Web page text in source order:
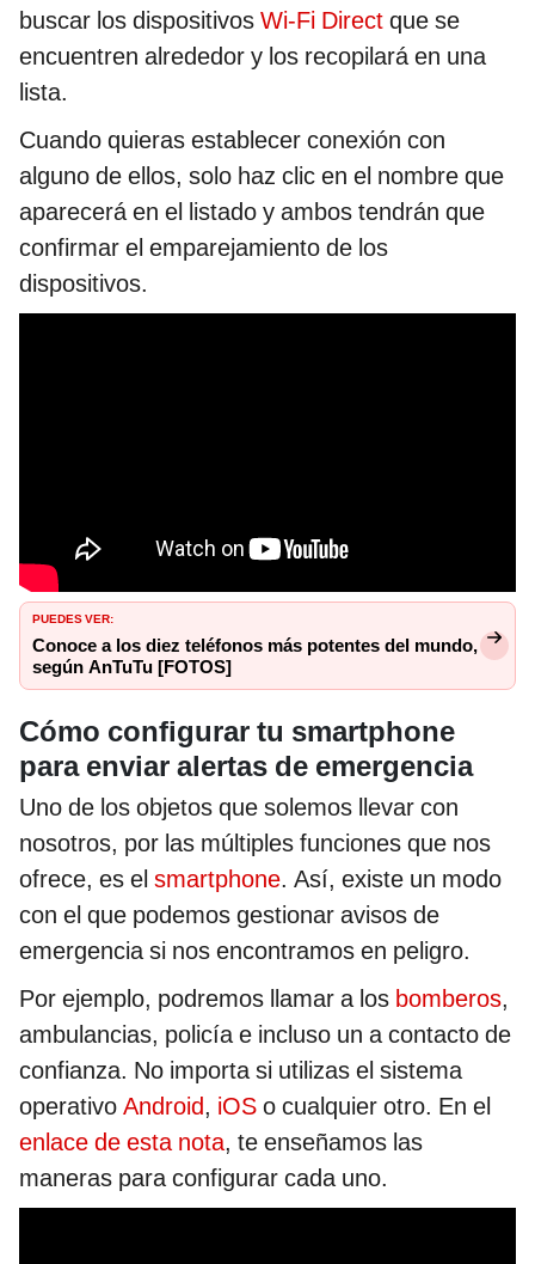
buscar los dispositivos Wi-Fi Direct que se
encuentren alrededor y los recopilará en una
lista.
Cuando quieras establecer conexión con
alguno de ellos, solo haz clic en el nombre que
aparecerá en el listado y ambos tendrán que
confirmar el emparejamiento de los
dispositivos.
PUEDES VER:
Conoce a los diez teléfonos más potentes del mundo,
según AnTuTu [FOTOS]
Cómo configurar tu smartphone
para enviar alertas de emergencia
Uno de los objetos que solemos llevar con
nosotros, por las múltiples funciones que nos
ofrece, es el smartphone. Así, existe un modo
con el que podemos gestionar avisos de
emergencia si nos encontramos en peligro.
Por ejemplo, podremos llamar a los bomberos,
ambulancias, policía e incluso un a contacto de
confianza. No importa si utilizas el sistema
operativo Android, iOS o cualquier otro. En el
enlace de esta nota, te enseñamos las
maneras para configurar cada uno.